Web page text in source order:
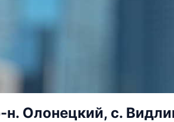
Олонецкий, с.